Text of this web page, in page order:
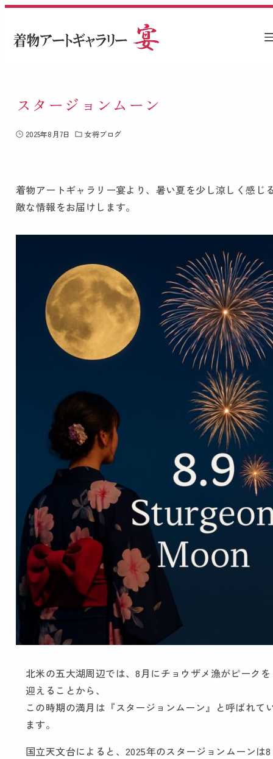
スタージョンムーン
2025年8月7日 女将ブログ
着物アートギャラリー宴より、暑い夏を少し涼しく感じ
敵な情報をお届けします。
北米の五大湖周辺では、8月にチョウザメ漁がピークを
迎えることから、
この時期の満月は『スタージョンムーン』と呼ばれて
ます。
国立天文台によると、2025年のスタージョンムーンは8